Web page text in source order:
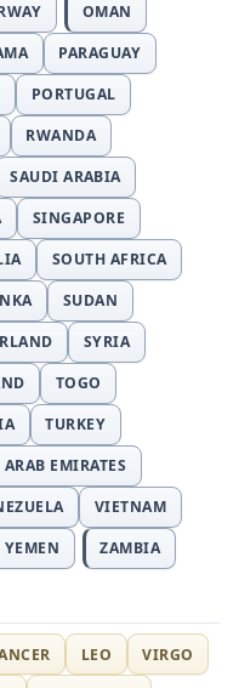
OMAN
PARAGUAY
PORTUGAL
RWANDA
SAUDI ARABIA
SINGAPORE
SOUTH AFRICA
SUDAN
SYRIA
TOGO
TURKEY
EMIRATES
VIETNAM
YEMEN
ZAMBIA
LEO
VIRGO